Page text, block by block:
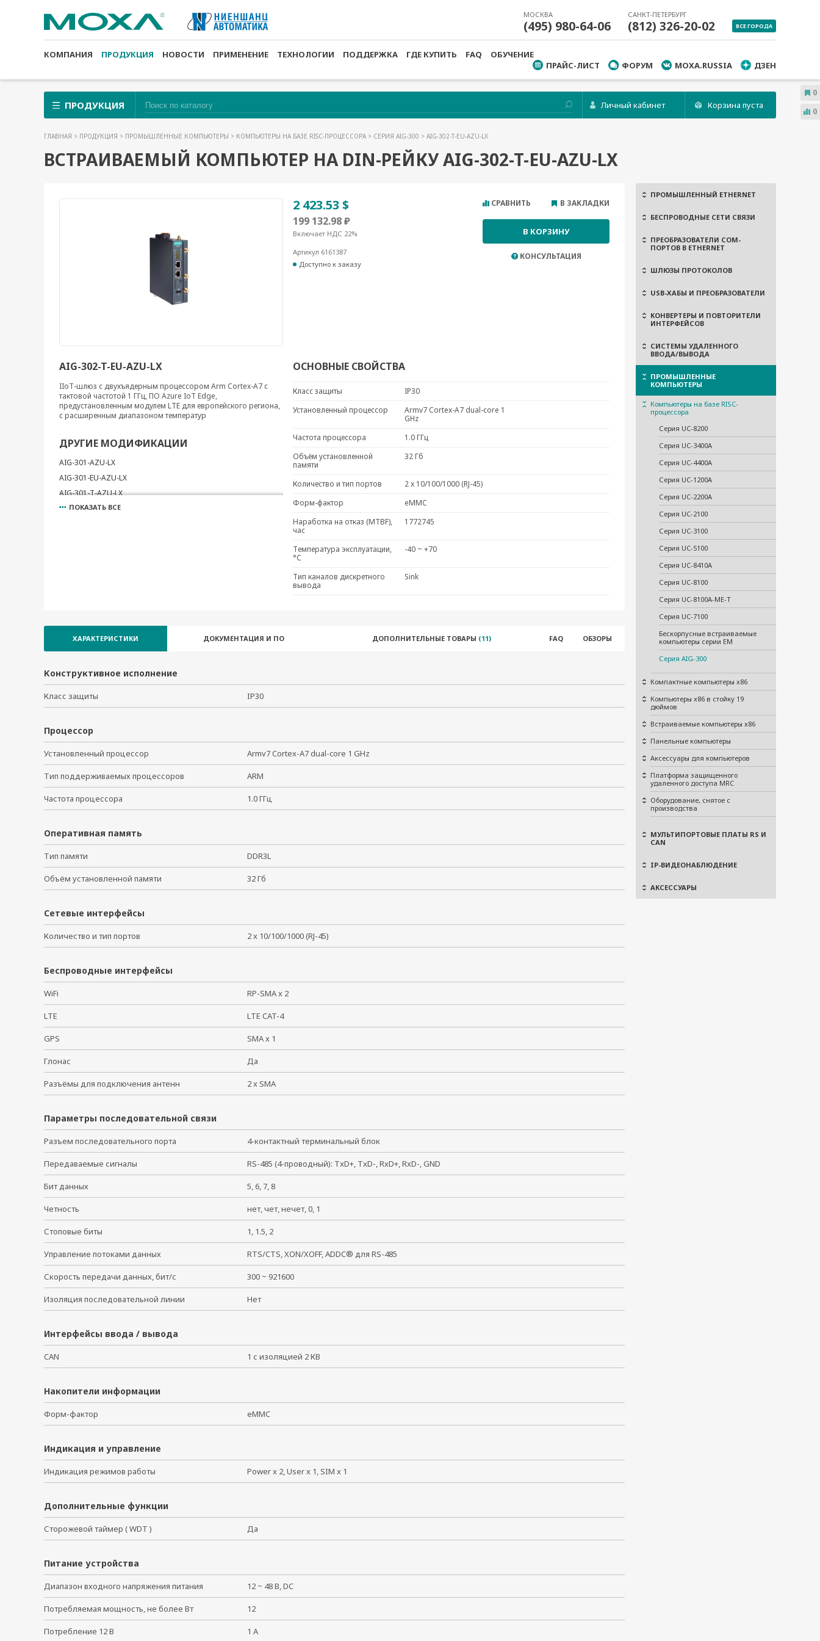
МОСКВА
(495) 980-64-06
САНКТ-ПЕТЕРБУРГ
(812) 326-20-02 ВСЕ ГОРОДА
КОМПАНИЯ ПРОДУКЦИЯ НОВОСТИ ПРИМЕНЕНИЕ ТЕХНОЛОГИИ ПОДДЕРЖКА ГДЕ КУПИТЬ FAQ
ОБУЧЕНИЕ
ПРАЙС-ЛИСТ
ФОРУМ MOXA.RUSSIA ДЗЕН
ПРОДУКЦИЯ Личный кабинет Корзина пуста
ГЛАВНАЯ > ПРОДУКЦИЯ > ПРОМЫШЛЕННЫЕ КОМПЬЮТЕРЫ > КОМПЬЮТЕРЫ НА БАЗЕ RISC-ПРОЦЕССОРА > СЕРИЯ AIG-300 > AIG-302-T-EU-AZU-LX
ВСТРАИВАЕМЫЙ КОМПЬЮТЕР НА DIN-РЕЙКУ AIG-302-T-EU-AZU-LX
ПРОМЫШЛЕННЫЙ ETHERNET
БЕСПРОВОДНЫЕ СЕТИ СВЯЗИ
ПРЕОБРАЗОВАТЕЛИ COM-
ПОРТОВ В ETHERNET
ШЛЮЗЫ ПРОТОКОЛОВ
USB-ХАБЫ И ПРЕОБРАЗОВАТЕЛИ
КОНВЕРТЕРЫ И ПОВТОРИТЕЛИ
ИНТЕРФЕЙСОВ
СИСТЕМЫ УДАЛЕННОГО
ВВОДА/ВЫВОДА
ПРОМЫШЛЕННЫЕ
КОМПЬЮТЕРЫ
Компьютеры на базе RISC-
процессора
Серия UC-8200
Серия UC-3400A
Серия UC-4400А
Серия UC-1200A
Серия UC-2200А
Серия UC-2100
Серия UC-3100
Серия UC-5100
Серия UC-8410A
Серия UC-8100
Серия UC-8100A-ME-T
Серия UC-7100
Бескорпусные встраиваемые
компьютеры серии EM
Серия AIG-300
Компактные компьютеры x86
Компьютеры x86 в стойку 19
дюймов
Встраиваемые компьютеры x86
Панельные компьютеры
Аксессуары для компьютеров
Платформа защищенного
удаленного доступа MRC
Оборудование, снятое с
производства
МУЛЬТИПОРТОВЫЕ ПЛАТЫ RS И
CAN
IP-ВИДЕОНАБЛЮДЕНИЕ
АКСЕССУАРЫ
2 423.53 $
199 132.98 ₽
Включает НДС 22%
Артикул 6161387
Доступно к заказу
СРАВНИТЬ В ЗАКЛАДКИ
В КОРЗИНУ
КОНСУЛЬТАЦИЯ
AIG-302-T-EU-AZU-LX
IIoT-шлюз с двухъядерным процессором Arm Cortex-A7 с
тактовой частотой 1 ГГц, ПО Azure IoT Edge,
предустановленным модулем LTE для европейского региона,
с расширенным диапазоном температур
ДРУГИЕ МОДИФИКАЦИИ
AIG-301-AZU-LX
AIG-301-EU-AZU-LX
AIG-301-T-AZU-LX
AIG-301-T-EU-AZU-LX
ПОКАЗАТЬ ВСЕ
ОСНОВНЫЕ СВОЙСТВА
Класс защиты
IP30
Установленный процессор
Armv7 Cortex-A7 dual-core 1
GHz
Частота процессора
1.0 ГГц
Объём установленной
памяти
32 Гб
Количество и тип портов
2 x 10/100/1000 (RJ-45)
Форм-фактор
eMMC
Наработка на отказ (MTBF),
час
1772745
Температура эксплуатации,
°C
-40 ~ +70
Тип каналов дискретного
вывода
Sink
ХАРАКТЕРИСТИКИ ДОКУМЕНТАЦИЯ И ПО ДОПОЛНИТЕЛЬНЫЕ ТОВАРЫ (11) FAQ ОБЗОРЫ
Конструктивное исполнение
Класс защиты IP30
Процессор
Установленный процессор Armv7 Cortex-A7 dual-core 1 GHz
Тип поддерживаемых процессоров ARM
Частота процессора 1.0 ГГц
Оперативная память
Тип памяти DDR3L
Объём установленной памяти 32 Гб
Сетевые интерфейсы
Количество и тип портов 2 x 10/100/1000 (RJ-45)
Беспроводные интерфейсы
WiFi RP-SMA x 2
LTE LTE CAT-4
GPS SMA x 1
Глонас Да
Разъёмы для подключения антенн 2 x SMA
Параметры последовательной связи
Разъем последовательного порта 4-контактный терминальный блок
Передаваемые сигналы RS-485 (4-проводный): TxD+, TxD-, RxD+, RxD-, GND
Бит данных 5, 6, 7, 8
Четность нет, чет, нечет, 0, 1
Стоповые биты 1, 1.5, 2
Управление потоками данных RTS/CTS, XON/XOFF, ADDC® для RS-485
Скорость передачи данных, бит/с 300 ~ 921600
Изоляция последовательной линии Нет
Интерфейсы ввода / вывода
CAN 1 с изоляцией 2 КВ
Накопители информации
Форм-фактор eMMC
Индикация и управление
Индикация режимов работы Power x 2, User x 1, SIM x 1
Дополнительные функции
Сторожевой таймер ( WDT ) Да
Питание устройства
Диапазон входного напряжения питания 12 ~ 48 В, DC
Потребляемая мощность, не более Вт 12
Потребление 12 В 1 A
0
0